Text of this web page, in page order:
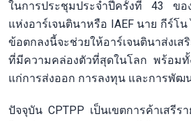
ในการประชุมประจำปีครั้งที่ 43 ขอ
แห่งอาร์เจนตินาหรือ IAEF นาย กีร์โ
ข้อตกลงนี้จะช่วยให้อาร์เจนตินาส่งเส
ที่มีความคล่องตัวที่สุดในโลก พร้อมทั้
แก่การส่งออก การลงทุน และการพัฒ
ปัจจุบัน CPTPP เป็นเขตการค้าเสรี